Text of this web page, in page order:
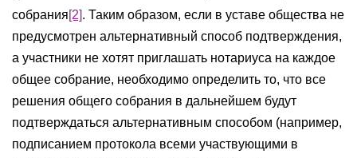
собрания[2]. Таким образом, если в уставе общества не
предусмотрен альтернативный способ подтверждения,
а участники не хотят приглашать нотариуса на каждое
общее собрание, необходимо определить то, что все
решения общего собрания в дальнейшем будут
подтверждаться альтернативным способом (например,
подписанием протокола всеми участвующими в